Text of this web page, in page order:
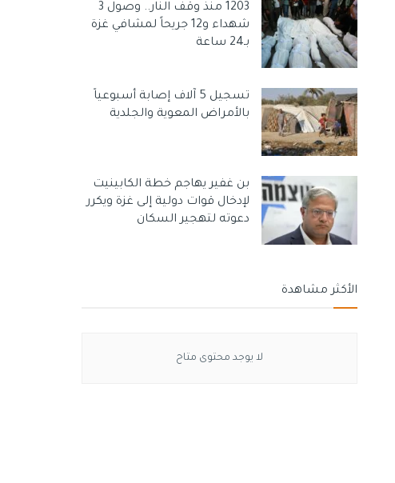
1203 منذ وقف النار.. وصول 3
شهداء و12 جريحاً لمشافي غزة
بـ24 ساعة
تسجيل 5 آلاف إصابة أسبوعياً
بالأمراض المعوية والجلدية
بن غفير يهاجم خطة الكابينيت
لإدخال قوات دولية إلى غزة ويكرر
دعوته لتهجير السكان
الأكثر مشاهدة
لا يوجد محتوى متاح